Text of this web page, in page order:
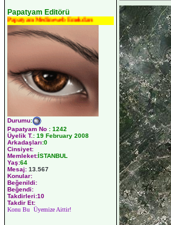
Papatyam Editörü
Papatyam Medineweb Emekdarı
Durumu:
Papatyam No : 1242
Üyelik T.: 19 February 2008
Arkadaşları:0
Cinsiyet:
Memleket:İSTANBUL
Yaş:64
Mesaj: 13.567
Konular:
Beğenildi:
Beğendi:
Takdirleri:10
Takdir Et:
Konu Bu Üyemize Aittir!